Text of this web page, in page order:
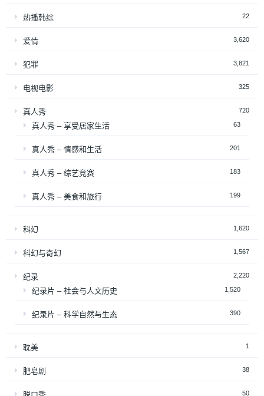
热播韩综 22
爱情 3,620
犯罪 3,821
电视电影 325
真人秀 720
真人秀 – 享受居家生活 63
真人秀 – 情感和生活 201
真人秀 – 综艺竞赛 183
真人秀 – 美食和旅行 199
科幻 1,620
科幻与奇幻 1,567
纪录 2,220
纪录片 – 社会与人文历史 1,520
纪录片 – 科学自然与生态 390
耽美 1
肥皂剧 38
50